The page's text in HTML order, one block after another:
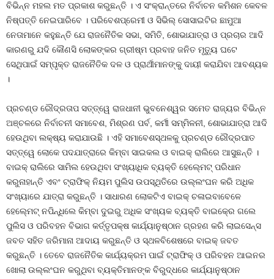
ବିଭିନ୍ନ ମହଲ ମତ ପ୍ରକାଶ କରୁଛନ୍ତି । ଏ ସଂକ୍ରାନ୍ତରେ ନିର୍ବାଚନ କମିଶନ କେବଳ
ନିଷ୍ପତ୍ତି ନେଇପାରିବେ । ପରିବେଶପ୍ରେମୀ ଓ ସିଭିଲ୍‍ ସୋସାଇଟିର ଛାମୁଆ
ନେତାମାନେ କହୁଛନ୍ତି ଯେ ରାଜନୈତିକ ସଭା, ସମିତି, ଶୋଭାଯାତ୍ରା ଓ ପ୍ରଚାର ଆଦି
କାରଣରୁ ଯଦି କୌଣସି ଲୋକଙ୍କର ଗ୍ରୀଷ୍ମ ପ୍ରବାହ ଜନିତ ମୃତ୍ୟୁ ଘଟେ
ସେଥିପାଇଁ ସମ୍ପୃକ୍ତ ରାଜନୈତିକ ଦଳ ଓ ପ୍ରାର୍ଥୀମାନଙ୍କୁ ଦାୟୀ କରାଯିବା ଆବଶ୍ୟକ
।
ପ୍ରଚଣ୍ଡ ରୌଦ୍ରତାପ ସତ୍ତ୍ୱେ ରାଜଧାନୀ ଭୁବନେଶ୍ୱର ସମେତ ରାଜ୍ୟର ବିଭିନ୍ନ
ଅଞ୍ଚଳରେ ନିର୍ବାଚନୀ ସମାବେଶ, ମିଶ୍ରଣ ପର୍ବ, କର୍ମୀ ସମ୍ମିଳନୀ, ଶୋଭାଯାତ୍ରା ଆଦି
ହେଉଥିବା ଲକ୍ଷ୍ୟ କରାଯାଉଛି । ଏହି ସମାବେଶସ୍ଥଳକୁ ପ୍ରଚଣ୍ଡ ରୌଦ୍ରପାତ
ସତ୍ତ୍ୱେ ଲୋକେ ପଦଯାତ୍ରାରେ କିମ୍ବା ସାଇକଲ ଓ ବାଇକ୍‍ ରାଲିରେ ଆସୁଛନ୍ତି ।
ବାଇକ୍‍ ରାଲିରେ ସାମିଲ ହେଉଥିବା ସଂଖ୍ୟାଧିକ ବ୍ୟକ୍ତି ହେଲ୍‍ମେଟ୍‍ ପରିଧାନ
କରୁନାହାନ୍ତି ଏବଂ ଟ୍ରାଫିକ୍‍ ନିୟମ ପୁଲିସ ଉପସ୍ଥିତିରେ ଉଲ୍ଲଂଘନ କରି ଅଧିକ
ସଂଖ୍ୟାରେ ଯାତ୍ରା କରୁଛନ୍ତି । ସାଧାରଣ ଲୋକଟିଏ ବାଇକ୍‍ ଚଳାଇବାବେଳେ
ହେଲ୍‍ମେଟ୍‍ ନପିନ୍ଧିଲେ କିମ୍ବା ଦୁଇରୁ ଅଧିକ ସଂଖ୍ୟକ ବ୍ୟକ୍ତି ବାଇକ୍‍ରେ ଗଲେ
ପୁଲିସ ଓ ପରିବହନ ବିଭାଗ କର୍ତ୍ତୃପକ୍ଷ କାର୍ଯ୍ୟାନୁଷ୍ଠାନ ଗ୍ରହଣ କରି ଲାଇସେନ୍ସ
ଜବତ ସହିତ ଜରିମାନା ଆଦାୟ କରୁଛନ୍ତି ଓ ସ୍ଥଳବିଶେଷରେ ବାଇକ୍‍ ଜବତ
କରୁଛନ୍ତି । ତେବେ ରାଜନୈତିକ କାର୍ଯ୍ୟକ୍ରମ ପାଇଁ ଟ୍ରାଫିକ୍‍ ଓ ପରିବହନ ଆଇନର
ଖୋଲା ଉଲ୍ଲଂଘନ କରୁଥିବା ବ୍ୟକ୍ତିମାନଙ୍କ ବିରୁଦ୍ଧରେ କାର୍ଯ୍ୟାନୁଷ୍ଠାନ